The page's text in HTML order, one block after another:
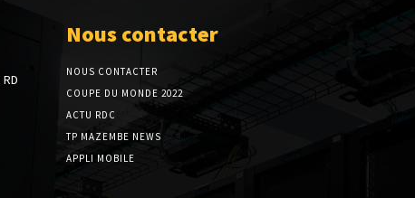
Nous contacter
NOUS CONTACTER
COUPE DU MONDE 2022
ACTU RDC
TP MAZEMBE NEWS
APPLI MOBILE